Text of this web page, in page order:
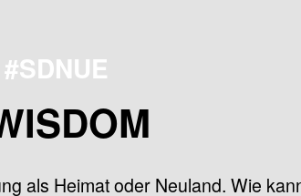
als Heimat oder Neuland. Wie